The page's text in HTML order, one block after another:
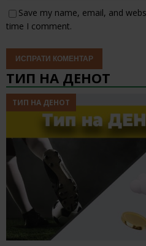
Save my name, email, and
time I comment.
ТИП НА ДЕНОТ
ТИП НА ДЕНОТ